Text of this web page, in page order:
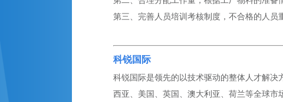
第三、完善人员培训考核制度，不合格的人员
科锐国际
科锐国际是领先的以技术驱动的整体人才解
西亚、美国、英国、澳大利亚、荷兰等全球